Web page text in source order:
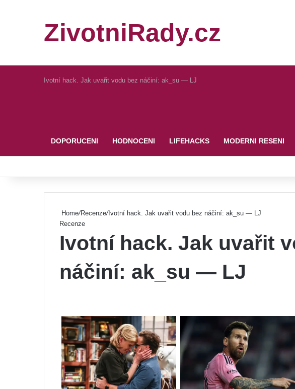
ZivotniRady.cz
Ivotní hack. Jak uvařit vodu bez náčiní: ak_su — LJ
DOPORUCENI HODNOCENI LIFEHACKS MODERNI RESENI
Home/Recenze/Ivotní hack. Jak uvařit vodu bez náčiní: ak_su — LJ
Recenze
Ivotní hack. Jak uvařit
náčiní: ak_su — LJ